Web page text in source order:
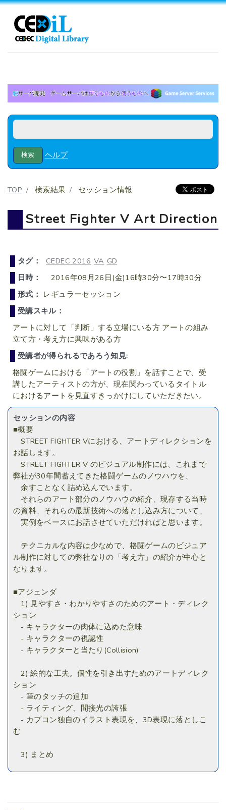
ヘルプ
TOP 検索結果 セッション情報
Street Fighter V Art Direction
タグ： CEDEC 2016 VA GD
日時：
2016年08月26日(金)16時30分〜17時30分
形式： レギュラーセッション
受講スキル：
アートに対して「判断」する立場にいる方 アートの組み
立て方・考え方に興味がある方
受講者が得られるであろう知見:
格闘ゲームにおける「アートの役割」を話すことで、受
講したアーティストの方が、現在関わっているタイトル
におけるアートを見直すきっかけにしていただきたい。
セッションの内容
■概要
STREET FIGHTER Vにおける、アートディレクションを
お話します。
STREET FIGHTER V のビジュアル制作には、これまで
弊社が30年間蓄えてきた格闘ゲームのノウハウを、
余すことなく詰め込んでいます。
それらのアート部分のノウハウの紹介、現存する当時
の資料、それらの最新技術への落とし込み方について、
実例をベースにお話させていただければと思います。
テクニカルな内容は少なめで、格闘ゲームのビジュア
ル制作に対しての弊社なりの「考え方」の紹介が中心と
なります。
■アジェンダ
1) 見やすさ・わかりやすさのためのアート・ディレク
ション
- キャラクターの肉体に込めた意味
- キャラクターの視認性
- キャラクターと当たり(Collision)
2) 絵的な工夫。個性を引き出すためのアートディレク
ション
- 筆のタッチの追加
- ライティング、間接光の誇張
- カプコン独自のイラスト表現を、3D表現に落としこ
む
3) まとめ